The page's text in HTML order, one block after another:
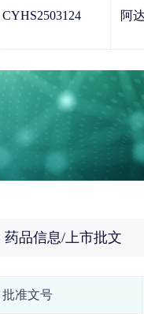
CYHS2503124 阿
药品信息/上市批文
批准文号